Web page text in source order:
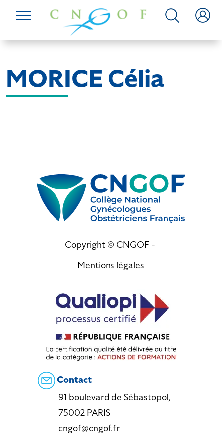
MORICE Célia
Copyright © CNGOF -
Mentions légales
Contact
91 boulevard de Sébastopol,
75002 PARIS
cngof@cngof.fr